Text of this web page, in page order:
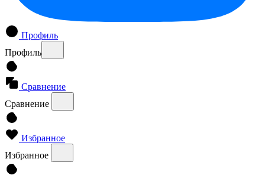
Профиль
Профиль
Сравнение
Сравнение
Избранное
Избранное